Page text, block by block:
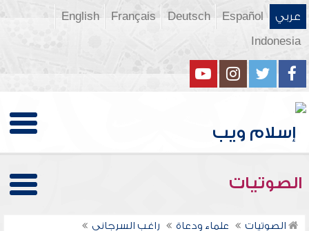
عربي Español
Deutsch
Français
English
Indonesia
الصوتيات
الصوتيات علماء ودعاة
راغب السرجاني